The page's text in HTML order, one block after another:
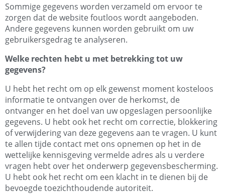
Sommige gegevens worden verzameld om ervoor te
zorgen dat de website foutloos wordt aangeboden.
Andere gegevens kunnen worden gebruikt om uw
gebruikersgedrag te analyseren.
Welke rechten hebt u met betrekking tot uw
gegevens?
U hebt het recht om op elk gewenst moment kosteloos
informatie te ontvangen over de herkomst, de
ontvanger en het doel van uw opgeslagen persoonlijke
gegevens. U hebt ook het recht om correctie, blokkering
of verwijdering van deze gegevens aan te vragen. U kunt
te allen tijde contact met ons opnemen op het in de
wettelijke kennisgeving vermelde adres als u verdere
vragen hebt over het onderwerp gegevensbescherming.
U hebt ook het recht om een klacht in te dienen bij de
bevoegde toezichthoudende autoriteit.